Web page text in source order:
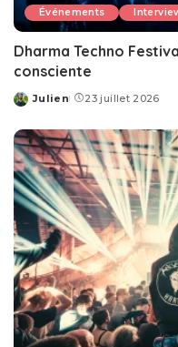
Événements
Dharma Techno
consciente
Posted
Julien 23 juillet 2026